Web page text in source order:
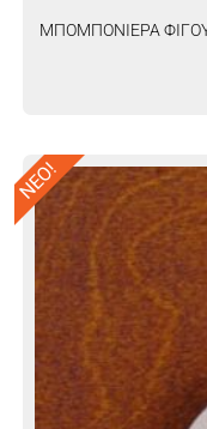
ΜΠΟΜΠΟΝΙΕΡΑ
ΝΕΟ!